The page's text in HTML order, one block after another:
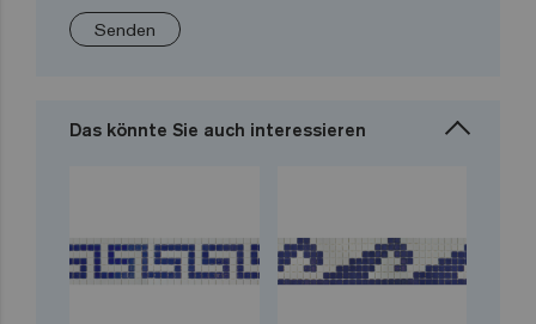
Senden
Das könnte Sie auch interessieren